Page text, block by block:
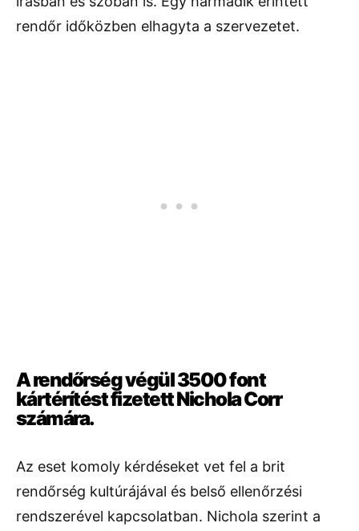
rendőr időközben elhagyta a szervezetet.
A rendőrség végül 3500 font
kártérítést fizetett Nichola Corr
számára.
Az eset komoly kérdéseket vet fel a brit
rendőrség kultúrájával és belső ellenőrzési
rendszerével kapcsolatban. Nichola szerint a